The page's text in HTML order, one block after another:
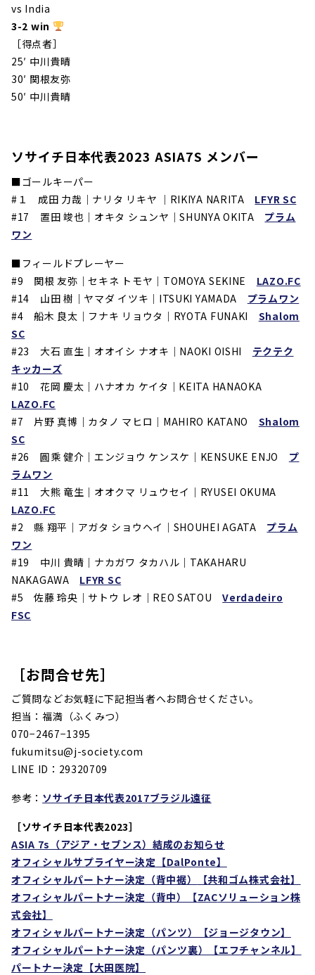
vs India
3-2 win
［得点者］
25′ 中川貴晴
30′ 関根友弥
50′ 中川貴晴
ソサイチ日本代表2023 ASIA7S メンバー
■ゴールキーパー
#１ 成田 力哉｜ナリタ リキヤ ｜ RIKIYA NARITA LFYR SC
#17 置田 竣也｜オキタ シュンヤ｜SHUNYA OKITA プラム
ワン
■フィールドプレーヤー
#9 関根 友弥｜セキネ トモヤ｜TOMOYA SEKINE LAZO.FC
#14 山田 樹｜ヤマダ イツキ｜ITSUKI YAMADA プラムワン
#4船木 良太｜フナキ リョウタ｜RYOTA FUNAKI Shalom
SC
#23 大石 直生｜オオイシ ナオキ｜NAOKI OISHI テクテク
キッカーズ
#10 花岡 慶太｜ハナオカ ケイタ｜KEITA HANAOKA
LAZO.FC
#7 片野 真博｜カタノ マヒロ｜MAHIRO KATANO Shalom
SC
#26 圓乘 健介｜エンジョウ ケンスケ｜KENSUKE ENJO プ
ラムワン
#11 大熊 竜生｜オオクマ リュウセイ｜RYUSEI OKUMA
LAZO.FC
#2 縣 翔平｜アガタ ショウヘイ｜SHOUHEI AGATA プラム
ワン
#19 中川 貴晴｜ナカガワ タカハル｜TAKAHARU
NAKAGAWA LFYR SC
#5佐藤 玲央｜ サトウ レオ ｜ REO SATOUVerdadeiro
FSC
［お問合せ先］
ご質問などお気軽に下記担当者へお問合せください。
担当：福満（ふくみつ）
070−2467−1395
fukumitsu@j-society.com
LINE ID：29320709
参考： ソサイチ日本代表2017ブラジル遠征
［ソサイチ日本代表2023］
ASIA 7s （アジア・セブンス）結成のお知らせ
オフィシャルサプライヤー決定 【DalPonte】
オフィシャルパートナー決定（背中裾）
【共和ゴム株式会社】
オフィシャルパートナー決定（背中）【ZACソリューション株
式会社】
オフィシャルパートナー決定（パンツ）【ジョージタウン】
オフィシャルパートナー決定（パンツ裏）【エフチャンネル】
パートナー決定【大田医院】